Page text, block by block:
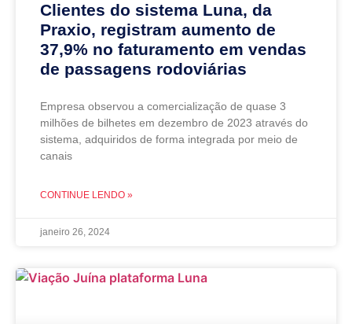
Clientes do sistema Luna, da
Praxio, registram aumento de
37,9% no faturamento em vendas
de passagens rodoviárias
Empresa observou a comercialização de quase 3
milhões de bilhetes em dezembro de 2023 através do
sistema, adquiridos de forma integrada por meio de
canais
CONTINUE LENDO »
janeiro 26, 2024